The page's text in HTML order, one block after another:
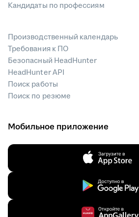
Кандидаты по профессиям
Производственный календарь
Требования к ПО
Безопасный HeadHunter
HeadHunter API
Поиск работы
Поиск по резюме
Мобильное приложение